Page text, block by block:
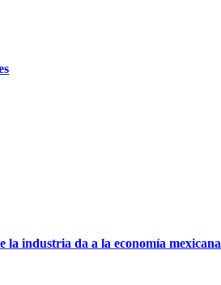
industria da a la economía mexicana